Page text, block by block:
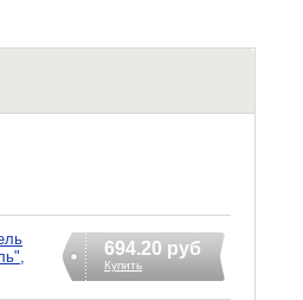
694.20 руб
Купить